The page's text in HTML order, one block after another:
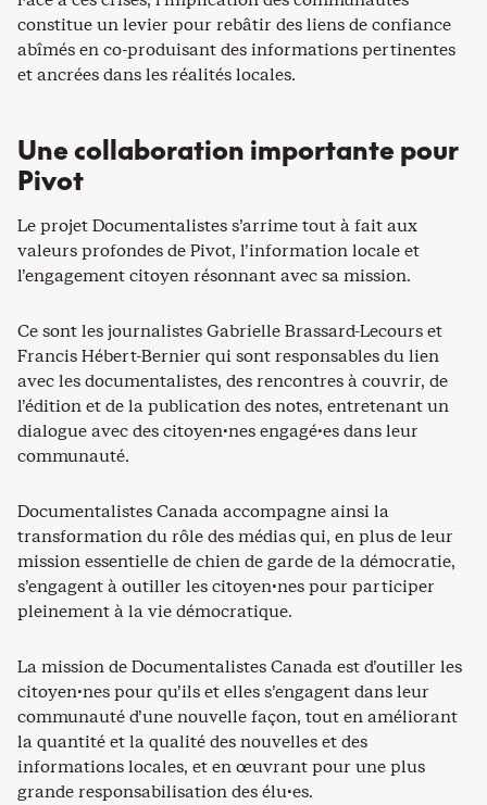
constitue un levier pour rebâtir des liens de confiance
abîmés en co-produisant des informations pertinentes
et ancrées dans les réalités locales.
Une collaboration importante pour
Pivot
Le projet Documentalistes s’arrime tout à fait aux
valeurs profondes de Pivot, l’information locale et
l’engagement citoyen résonnant avec sa mission.
Ce sont les journalistes Gabrielle Brassard-Lecours et
Francis Hébert-Bernier qui sont responsables du lien
avec les documentalistes, des rencontres à couvrir, de
l’édition et de la publication des notes, entretenant un
dialogue avec des citoyen·nes engagé·es dans leur
communauté.
Documentalistes Canada accompagne ainsi la
transformation du rôle des médias qui, en plus de leur
mission essentielle de chien de garde de la démocratie,
s’engagent à outiller les citoyen·nes pour participer
pleinement à la vie démocratique.
La mission de Documentalistes Canada est d’outiller les
citoyen·nes pour qu’ils et elles s’engagent dans leur
communauté d’une nouvelle façon, tout en améliorant
la quantité et la qualité des nouvelles et des
informations locales, et en œuvrant pour une plus
grande responsabilisation des élu·es.